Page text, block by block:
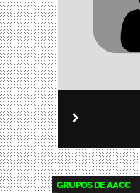
GRUPOS DE AACC